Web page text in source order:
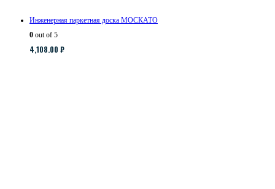
Инженерная паркетная доска МОСКАТО
0 out of 5
4,108.00 ₽